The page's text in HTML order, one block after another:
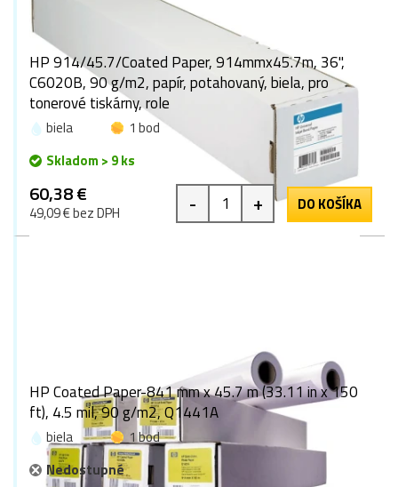
HP 914/45.7/Coated Paper, 914mmx45.7m, 36",
C6020B, 90 g/m2, papír, potahovaný, biela, pro
tonerové tiskárny, role
biela
1 bod
Skladom > 9 ks
60,38 €
49,09 € bez DPH - + DO KOŠÍKA
HP Coated Paper-841 mm x 45.7 m (33.11 in x 150
ft), 4.5 mil, 90 g/m2, Q1441A
biela
1 bod
Nedostupné